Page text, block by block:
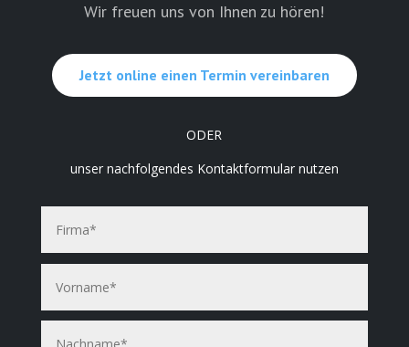
Wir freuen uns von Ihnen zu hören!
Jetzt online einen Termin vereinbaren
ODER
unser nachfolgendes Kontaktformular nutzen